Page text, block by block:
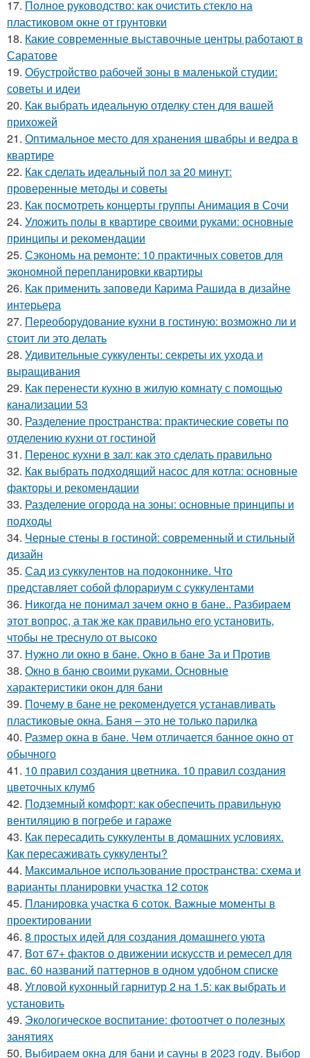
17. Полное руководство: как очистить стекло на
пластиковом окне от грунтовки
18. Какие современные выставочные центры работают в
Саратове
19. Обустройство рабочей зоны в маленькой студии:
советы и идеи
20. Как выбрать идеальную отделку стен для вашей
прихожей
21. Оптимальное место для хранения швабры и ведра в
квартире
22. Как сделать идеальный пол за 20 минут:
проверенные методы и советы
23. Как посмотреть концерты группы Анимация в Сочи
24. Уложить полы в квартире своими руками: основные
принципы и рекомендации
25. Сэкономь на ремонте: 10 практичных советов для
экономной перепланировки квартиры
26. Как применить заповеди Карима Рашида в дизайне
интерьера
27. Переоборудование кухни в гостиную: возможно ли и
стоит ли это делать
28. Удивительные суккуленты: секреты их ухода и
выращивания
29. Как перенести кухню в жилую комнату с помощью
канализации 53
30. Разделение пространства: практические советы по
отделению кухни от гостиной
31. Перенос кухни в зал: как это сделать правильно
32. Как выбрать подходящий насос для котла: основные
факторы и рекомендации
33. Разделение огорода на зоны: основные принципы и
подходы
34. Черные стены в гостиной: современный и стильный
дизайн
35. Сад из суккулентов на подоконнике. Что
представляет собой флорариум с суккулентами
36. Никогда не понимал зачем окно в бане.. Разбираем
этот вопрос, а так же как правильно его установить,
чтобы не треснуло от высоко
37. Нужно ли окно в бане. Окно в бане За и Против
38. Окно в баню своими руками. Основные
характеристики окон для бани
39. Почему в бане не рекомендуется устанавливать
пластиковые окна. Баня – это не только парилка
40. Размер окна в бане. Чем отличается банное окно от
обычного
41. 10 правил создания цветника. 10 правил создания
цветочных клумб
42. Подземный комфорт: как обеспечить правильную
вентиляцию в погребе и гараже
43. Как пересадить суккуленты в домашних условиях.
Как пересаживать суккуленты?
44. Максимальное использование пространства: схема и
варианты планировки участка 12 соток
45. Планировка участка 6 соток. Важные моменты в
проектировании
46. 8 простых идей для создания домашнего уюта
47. Вот 67+ фактов о движении искусств и ремесел для
вас. 60 названий паттернов в одном удобном списке
48. Угловой кухонный гарнитур 2 на 1.5: как выбрать и
установить
49. Экологическое воспитание: фотоотчет о полезных
занятиях
50. Выбираем окна для бани и сауны в 2023 году. Выбор